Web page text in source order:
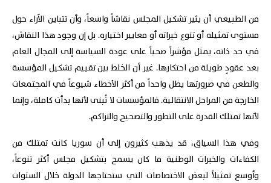
من الطبيعي أن يثير تشكيل المجلس نقاشاً واسعاً، وأن تتباين الآراء حول
مستوى تمثيله أو تنوع خبراته أو معايير اختياره. بل إن وجود هذا النقاش،
في حد ذاته، يمثل مؤشراً صحياً على عودة السياسة إلى المجال العام
بعد عقودٍ طويلة من احتكارها. غير أن الخلط بين تقييم تشكيل المؤسسة
والطعن في ضرورتها يظل واحداً من أكثر الأخطاء شيوعاً في المجتمعات
الخارجة من المراحل الانتقالية. فالمؤسسات لا تُبنى لأنها بدأت كاملة، وإنما
لأنها تمتلك القدرة على التطور والتصحيح والتراكم.
وفي هذا السياق، قد يذهب كثيرون إلى أن سوريا كانت تمتلك من
الكفاءات والخبرات الوطنية ما كان يسمح بتشكيل مجلس أكثر تنوعاً،
وأوسع تمثيلاً لبعض الاختصاصات التي ستحتاجها الدولة خلال السنوات